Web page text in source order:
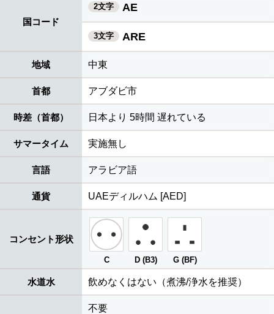
国コード
2文字 AE
3文字 ARE
地域 中東
首都 アブダビ市
時差（首都） 日本より 5時間 遅れている
サマータイム 実施無し
言語 アラビア語
通貨 UAEディルハム [AED]
コンセント形状
C D (B3) G (BF)
水道水 飲めなくはない（煮沸/浄水を推奨）
不要